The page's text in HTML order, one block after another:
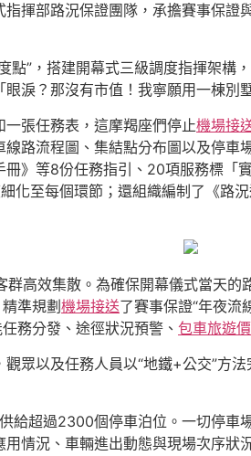
揮部路況保證團隊，承擔賽事保
點”，搭建開幕式三級調度指揮架構
淚？那沒有市值！我寧願用一棟別
一張任務表，這摩羯座們停止機場接
路流程圖、集結點分布圖以及停車
》等8份任務指引、20項服務標
化至每個環節；還組織編制了《路
高效集散。為確保開幕儀式當天的
準規劃機場接送了賽事保證“年夜流
務分發、途徑狀況預警、 包車旅遊
眾以及任務人員以“地鐵+公交”方
給超過2300個停車泊位。一切停
情況、車輛進出動態與現場次序狀